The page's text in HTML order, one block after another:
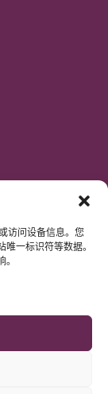
访问设备信息。您
一标识符等数据。